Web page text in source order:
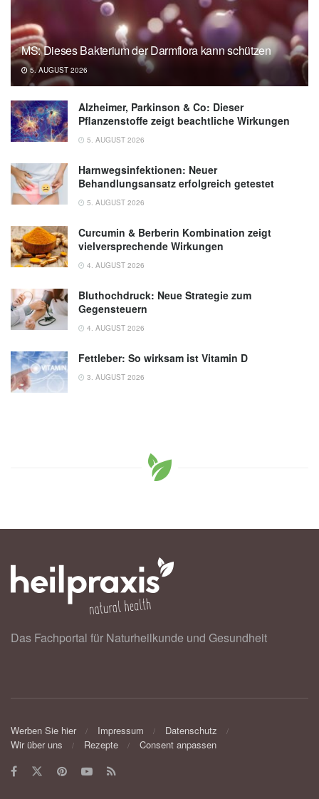
MS: Dieses Bakterium der Darmflora kann schützen
5. AUGUST 2026
Alzheimer, Parkinson & Co: Dieser
Pflanzenstoffe zeigt beachtliche Wirkungen
5. AUGUST 2026
Harnwegsinfektionen: Neuer
Behandlungsansatz erfolgreich getestet
5. AUGUST 2026
Curcumin & Berberin Kombination zeigt
vielversprechende Wirkungen
4. AUGUST 2026
Bluthochdruck: Neue Strategie zum
Gegensteuern
4. AUGUST 2026
Fettleber: So wirksam ist Vitamin D
3. AUGUST 2026
Das Fachportal für Naturheilkunde und Gesundheit
Werben Sie hier Impressum
Datenschutz
Wir über uns
Rezepte Consent anpassen